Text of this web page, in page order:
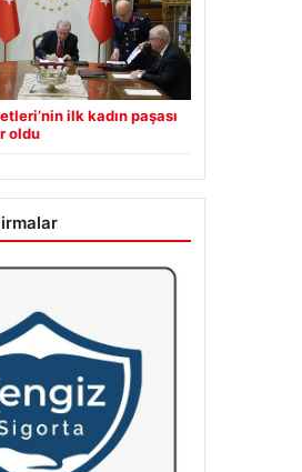
ilk kadın paşası
oldu